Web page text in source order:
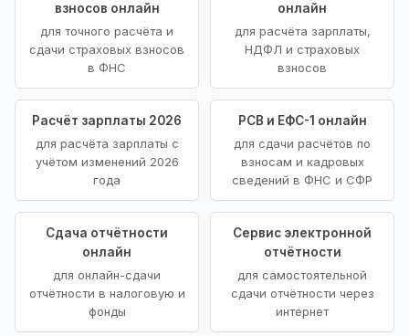
взносов онлайн
для точного расчёта и
сдачи страховых взносов
в ФНС
онлайн
для расчёта зарплаты,
НДФЛ и страховых
взносов
Расчёт зарплаты 2026
для расчёта зарплаты с
учётом изменений 2026
года
РСВ и ЕФС-1 онлайн
для сдачи расчётов по
взносам и кадровых
сведений в ФНС и СФР
Сдача отчётности
онлайн
для онлайн-сдачи
отчётности в налоговую и
фонды
Сервис электронной
отчётности
для самостоятельной
сдачи отчётности через
интернет